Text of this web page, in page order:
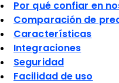
Por qué confiar en
Comparación de
Características
Integraciones
Seguridad
Facilidad de uso